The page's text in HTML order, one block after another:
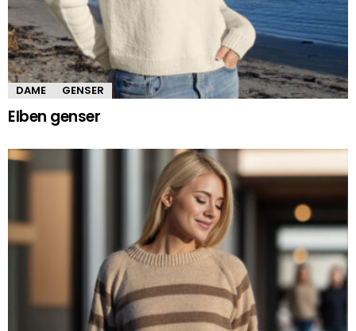
DAME GENSER
Elben genser